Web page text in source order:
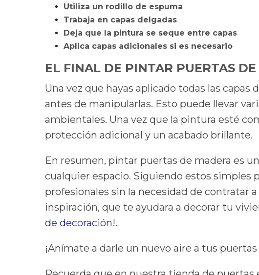
Utiliza un rodillo de espuma
Trabaja en capas delgadas
Deja que la pintura se seque entre capas
Aplica capas adicionales si es necesario
EL FINAL DE PINTAR PUERTAS
Una vez que hayas aplicado todas las
antes de manipularlas. Esto puede llevar
ambientales. Una vez que la pintura esté
protección adicional y un acabado brillante.
En resumen, pintar puertas de madera es
cualquier espacio. Siguiendo estos simples
profesionales sin la necesidad de contratar
inspiración, que te ayudara a decorar tu
de decoración!.
¡Anímate a darle un nuevo aire a tus